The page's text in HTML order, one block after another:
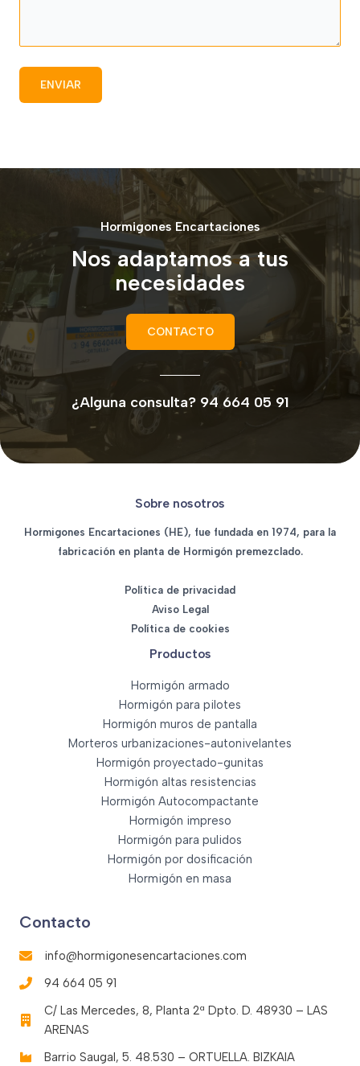
Hormigones Encartaciones
Nos adaptamos a tus
necesidades
CONTACTO
¿Alguna consulta? 94 664 05 91
Sobre nosotros
Hormigones Encartaciones (HE), fue fundada en 1974, para la
fabricación en planta de Hormigón premezclado.
Política de privacidad
Aviso Legal
Política de cookies
Productos
Hormigón armado
Hormigón para pilotes
Hormigón muros de pantalla
Morteros urbanizaciones-autonivelantes
Hormigón proyectado-gunitas
Hormigón altas resistencias
Hormigón Autocompactante
Hormigón impreso
Hormigón para pulidos
Hormigón por dosificación
Hormigón en masa
Contacto
info@hormigonesencartaciones.com
94 664 05 91
C/ Las Mercedes, 8, Planta 2ª Dpto. D. 48930 – LAS
ARENAS
Barrio Saugal, 5. 48.530 – ORTUELLA. BIZKAIA